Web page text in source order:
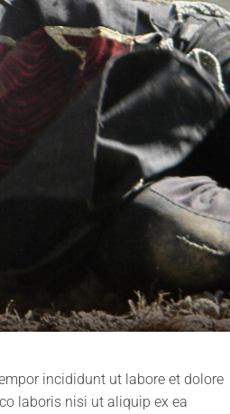
incididunt ut labore et dolore
laboris nisi ut aliquip ex ea